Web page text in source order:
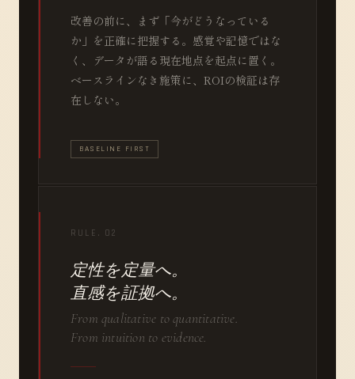
改善の前に、まず「今がどうなっている
か」を正確に把握する。感覚や記憶ではな
く、データが語る現在地点を起点に置く。
ベースラインなき施策に、ROIの検証は存
在しない。
BASELINE FIRST
RULE. 02
定性を定量へ。
直感を証拠へ。
From qualitative to quantitative.
From intuition to evidence.